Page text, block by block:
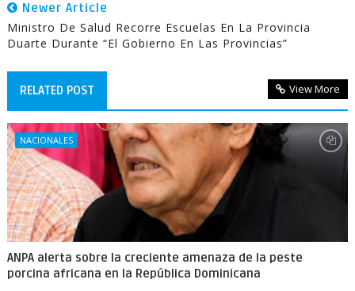
Newer Article
Ministro De Salud Recorre Escuelas En La Provincia
Duarte Durante “El Gobierno En Las Provincias”
RELATED POST View More
NACIONALES
ANPA alerta sobre la creciente amenaza de la peste
porcina africana en la República Dominicana